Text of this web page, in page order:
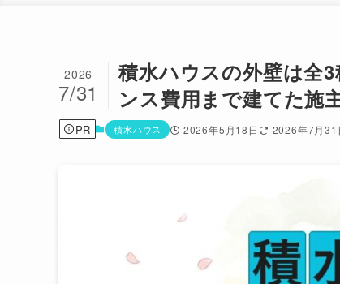
積水ハウスの外壁は全
ンス費用まで建てた施
2026
7/31
PR 積水ハウス 2026年5月18日 2026年7月31